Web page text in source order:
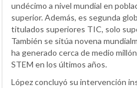
undécimo a nivel mundial en
superior. Además, es segunda
titulados superiores TIC, solo
También se sitúa novena
ha generado cerca de medio
STEM en los últimos años.
López concluyó su intervención